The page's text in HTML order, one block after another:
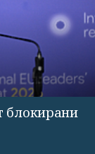
блокирани